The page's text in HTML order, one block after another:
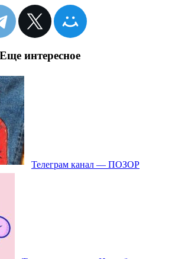
Еще интересное
Телеграм канал — ПОЗОР